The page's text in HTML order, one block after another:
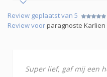
Review geplaatst van 5
Review voorparagnoste Karlien
Super lief, gaf mij een